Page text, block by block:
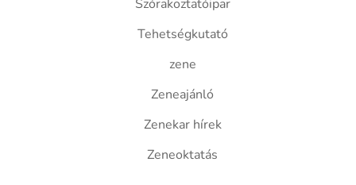
Szórakoztatóipar
Tehetségkutató
zene
Zeneajánló
Zenekar hírek
Zeneoktatás